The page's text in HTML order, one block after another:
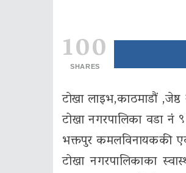
100
SHARES
टाेखा लाइभ,काठमाडौं
टोखा नगरपालिका वडा नं
भक्तपुर कमलविनायककी
टोखा नगरपालिकाका